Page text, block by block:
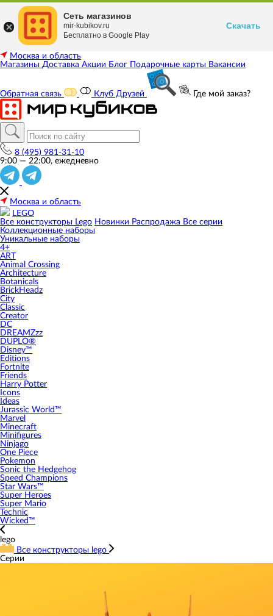
Москва и область
Магазины Доставка Акции Блог Подарочные карты Вакансии
Обратная связь Клуб Друзей Где мой заказ?
8 (495) 981-31-10
9:00 — 22:00, ежедневно
Москва и область
LEGO
Все конструкторы Lego Новинки Распродажа Все серии
Коллекционные наборы
Уникальные наборы
4+
ART
Animal Crossing
Architecture
Botanicals
BrickHeadz
City
Classic
Creator
DC
DREAMZzz
DUPLO®
Disney™
Editions
Fortnite
Friends
Harry Potter
Icons
Ideas
Jurassic World™
Marvel
Minecraft
Minifigures
Ninjago
One Piece
Pokemon
Sonic the Hedgehog
Speed Champions
Star Wars™
Super Heroes
Super Mario
Technic
Wicked™
lego
Все конструкторы lego
Серии
Сеть магазинов
mir-kubikov.ru
Бесплатно в Google Play
Скачать